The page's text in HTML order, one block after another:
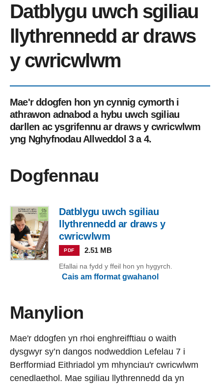
Datblygu uwch sgiliau
llythrennedd ar draws
y cwricwlwm
Mae'r ddogfen hon yn cynnig cymorth i
athrawon adnabod a hybu uwch sgiliau
darllen ac ysgrifennu ar draws y cwricwlwm
yng Nghyfnodau Allweddol 3 a 4.
Dogfennau
Datblygu uwch sgiliau
llythrennedd ar draws y
cwricwlwm
PDF 2.51 MB
Efallai na fydd y ffeil hon yn hygyrch.
Cais am fformat gwahanol
Manylion
Mae'r ddogfen yn rhoi enghreifftiau o waith
dysgwyr sy’n dangos nodweddion Lefelau 7 i
Berfformiad Eithriadol ym mhynciau'r cwricwlwm
cenedlaethol. Mae sgiliau llythrennedd da yn